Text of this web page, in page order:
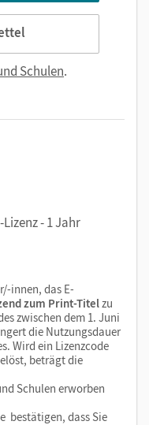
Schulen.
- 1 Jahr
innen, das E-
zum Print-Titelzu
zwischen dem 1. Juni
die Nutzungsdauer
Wird ein Lizenzcode
beträgt die
Schulen erworben
bestätigen, dass Sie